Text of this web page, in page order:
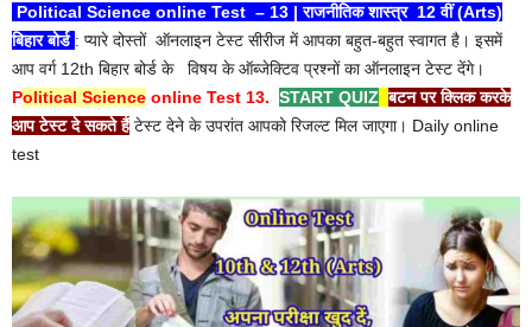
Political Science online Test – 13 | राजनीतिक शास्त्र 12 वीं (Arts)
बिहार बोर्ड : प्यारे दोस्तों ऑनलाइन टेस्ट सीरीज में आपका बहुत-बहुत स्वागत है। इसमें
आप वर्ग 12th बिहार बोर्ड के
विषय के ऑब्जेक्टिव प्रश्नों का ऑनलाइन टेस्ट देंगे।
Political Science online Test 13. START QUIZ बटन पर क्लिक करके
आप टेस्ट दे सकते हैं टेस्ट देने के उपरांत आपको रिजल्ट मिल जाएगा। Daily online
test